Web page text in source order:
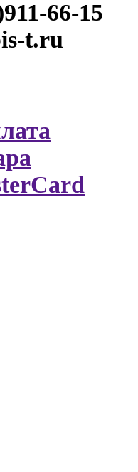
66-15
t.ru